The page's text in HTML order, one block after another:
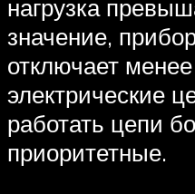
нагрузка
значение,
отключает
электрические
работать цепи
приоритетные.